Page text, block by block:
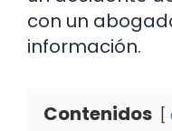
con un
información.
Contenidos